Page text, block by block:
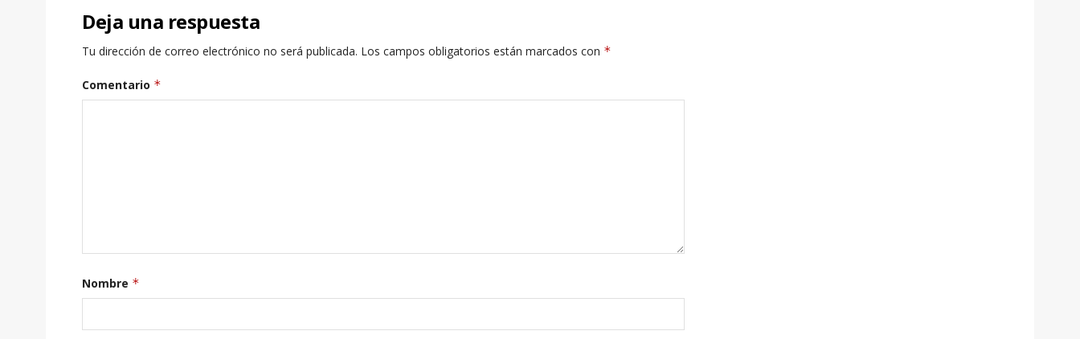
Deja una respuesta
Tu dirección de correo electrónico no será publicada. Los campos obligatorios están marcados con *
Comentario *
Nombre *